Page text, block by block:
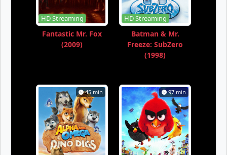
HD Streaming
Fantastic Mr. Fox
(2009)
HD Streaming
Batman & Mr.
Freeze: SubZero
(1998)
45 min 97 min